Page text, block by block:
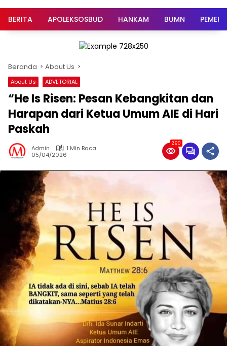
BERITA APOLEKSOSBUD HANKAM BUMN
Beranda About Us
About Us ADVETORIAL
“He Is Risen: Pesan Kebangkitan dan
Harapan dari Ketua Umum AIE di Hari
Paskah
Admin
1 Min Baca
05/04/2026
290